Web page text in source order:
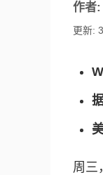
作者
更新:
周三